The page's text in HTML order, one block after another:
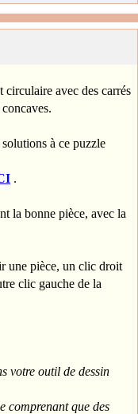
avec des carrés
à ce puzzle
.
la bonne pièce, avec la
une pièce, un clic droit
clic gauche de la
votre outil de dessin
comprenant que des